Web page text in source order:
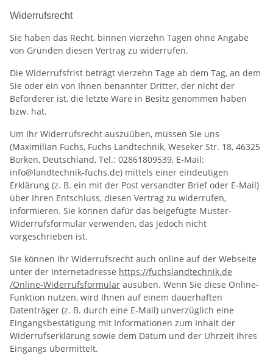
Widerrufsrecht
Sie haben das Recht, binnen vierzehn Tagen ohne Angabe
von Gründen diesen Vertrag zu widerrufen.
Die Widerrufsfrist beträgt vierzehn Tage ab dem Tag, an dem
Sie oder ein von Ihnen benannter Dritter, der nicht der
Beförderer ist, die letzte Ware in Besitz genommen haben
bzw. hat.
Um Ihr Widerrufsrecht auszuüben, müssen Sie uns
(Maximilian Fuchs, Fuchs Landtechnik, Weseker Str. 18, 46325
Borken, Deutschland, Tel.: 02861809539, E-Mail:
info@landtechnik-fuchs.de) mittels einer eindeutigen
Erklärung (z. B. ein mit der Post versandter Brief oder E-Mail)
über Ihren Entschluss, diesen Vertrag zu widerrufen,
informieren. Sie können dafür das beigefügte Muster-
Widerrufsformular verwenden, das jedoch nicht
vorgeschrieben ist.
Sie können Ihr Widerrufsrecht auch online auf der Webseite
unter der Internetadresse https://fuchslandtechnik.de
/Online-Widerrufsformular ausüben. Wenn Sie diese Online-
Funktion nutzen, wird Ihnen auf einem dauerhaften
Datenträger (z. B. durch eine E-Mail) unverzüglich eine
Eingangsbestätigung mit Informationen zum Inhalt der
Widerrufserklärung sowie dem Datum und der Uhrzeit ihres
Eingangs übermittelt.